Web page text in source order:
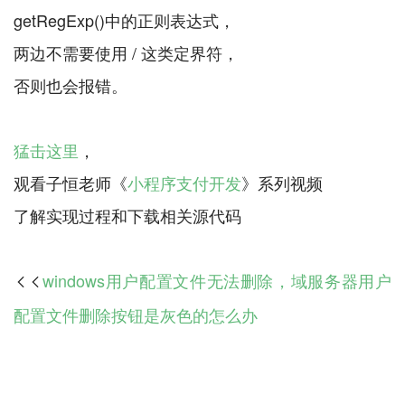
getRegExp()中的正则表达式，
两边不需要使用 / 这类定界符，
否则也会报错。
猛击这里 ，
观看子恒老师《小程序支付开发》系列视频
 windows用户配置文件无法删除，域服务器用户
配置文件删除按钮是灰色的怎么办